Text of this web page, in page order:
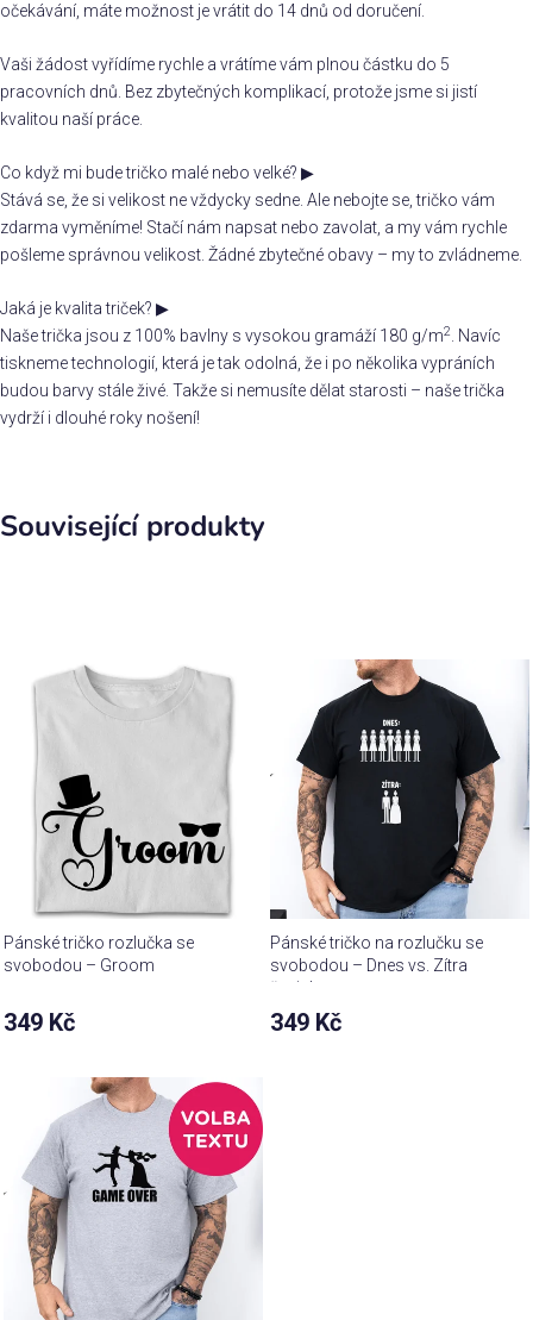
očekávání, máte možnost je vrátit do 14 dnů od doručení.
Vaši žádost vyřídíme rychle a vrátíme vám plnou částku do 5
pracovních dnů. Bez zbytečných komplikací, protože jsme si jistí
kvalitou naší práce.
Co když mi bude tričko malé nebo velké? ▶
Stává se, že si velikost ne vždycky sedne. Ale nebojte se, tričko vám
zdarma vyměníme! Stačí nám napsat nebo zavolat, a my vám rychle
pošleme správnou velikost. Žádné zbytečné obavy – my to zvládneme.
Jaká je kvalita triček? ▶
Naše trička jsou z 100% bavlny s vysokou gramáží 180 g/m2. Navíc
tiskneme technologií, která je tak odolná, že i po několika vypráních
budou barvy stále živé. Takže si nemusíte dělat starosti – naše trička
vydrží i dlouhé roky nošení!
Související produkty
Pánské tričko rozlučka se
svobodou – Groom
349 Kč
Pánské tričko na rozlučku se
svobodou – Dnes vs. Zítra
ženich
349 Kč